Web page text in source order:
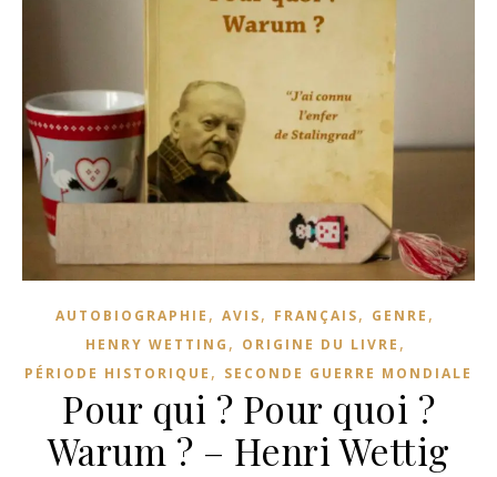
AUTOBIOGRAPHIE , AVIS, FRANÇAIS, GENRE ,
HENRY WETTING , ORIGINE DU LIVRE ,
PÉRIODE HISTORIQUE , SECONDE GUERRE MONDIALE
Pour qui ? Pour quoi ?
Warum ? – Henri Wettig